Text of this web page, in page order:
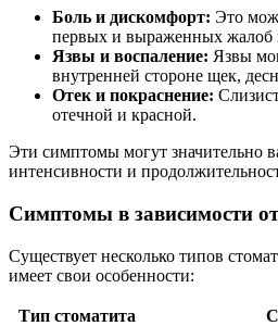
Боль и дискомфорт: Это
первых и выраженных жалоб
Язвы и воспаление: Язвы
внутренней стороне щек,
Отек и покраснение:
отечной и красной.
Эти симптомы могут значительно
интенсивности и
Симптомы в зависимости
Существует несколько типов
имеет свои особенности:
Тип стоматита